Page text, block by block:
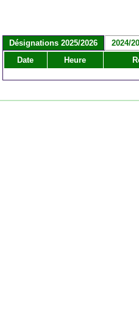
Désignations 2025/2026
2024/
Date
Heure